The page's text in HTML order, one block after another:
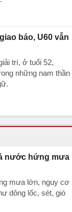
báo, U60 vẫn
trí, ở tuổi 52,
những nam thần
nước hứng mưa
mưa lớn, nguy cơ
dông lốc, sét, gió